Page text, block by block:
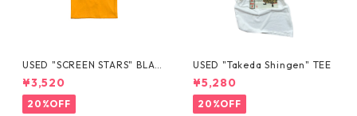
USED "SCREEN STARS" BLAN
K TEE
¥3,520
20%OFF
USED "Takeda Shingen" TEE
¥5,280
20%OFF